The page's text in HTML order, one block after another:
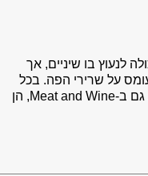
לנעוץ בו שיניים, אך
על שרירי הפה. בכל
זאת, כששתי בנות נפגשות לארוחת ערב, גם ב-Meat and Wine, הן